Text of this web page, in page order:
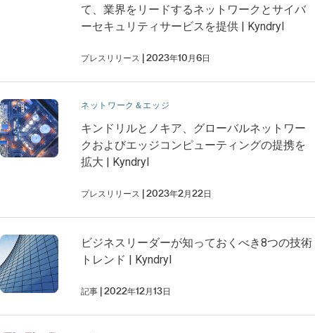
て、業界をリードするネットワークとサイバ
ーセキュリティサービスを提供 | Kyndryl
プレスリリース 2023年10月6日
ネットワーク＆エッジ
キンドリルとノキア、グローバルネットワー
クおよびエッジコンピューティングの提携を
拡大 | Kyndryl
プレスリリース 2023年2月22日
ビジネスリーダーが知っておくべき8つの技術
トレンド | Kyndryl
記事 2022年12月13日